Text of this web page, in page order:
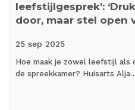
leefstijlgesprek’:
door, maar stel open
25 sep 2025
Hoe maak je zowel leefstijl als
de spreekkamer? Huisarts